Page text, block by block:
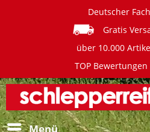
Deutscher
Gratis
über 10.000
TOP Bewertungen
Menü